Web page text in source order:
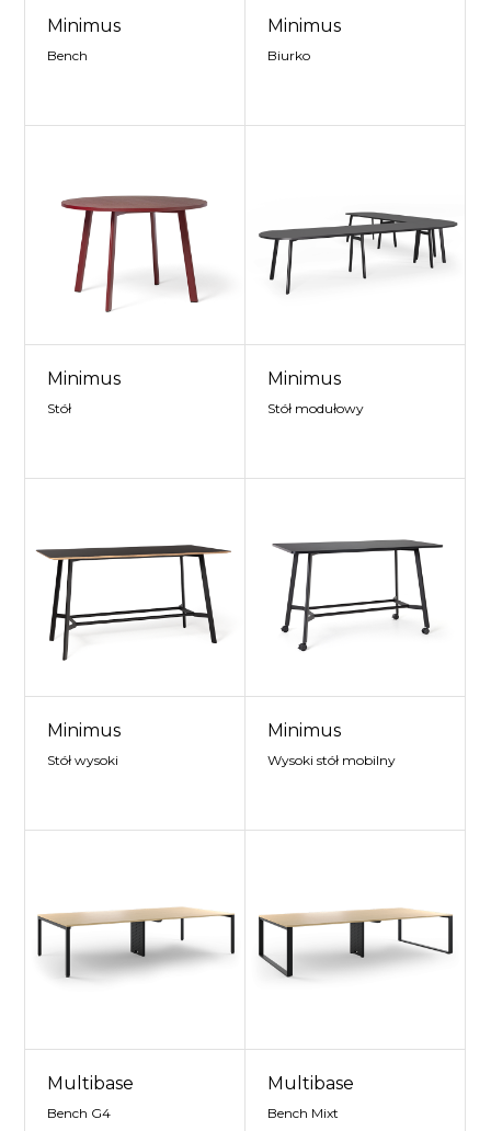
Minimus
Bench
Minimus
Biurko
Minimus
Stół
Minimus
Stół modułowy
Minimus
Stół wysoki
Minimus
Wysoki stół mobilny
Multibase
Bench G4
Multibase
Bench Mixt